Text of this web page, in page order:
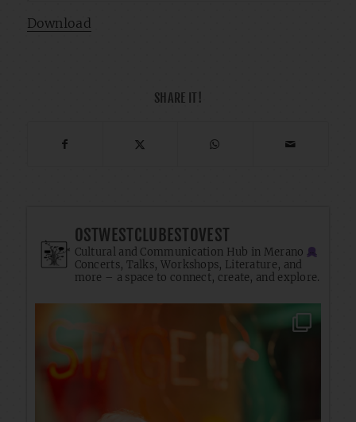
Download
SHARE IT!
OSTWESTCLUBESTOVEST
Cultural and Communication Hub in Merano
Concerts, Talks, Workshops, Literature, and
more – a space to connect, create, and explore.